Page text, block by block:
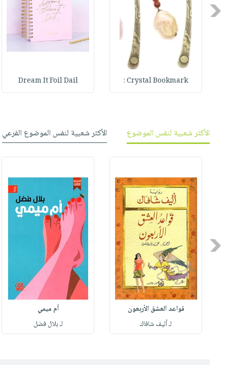
صابون
أطفال
مناسبات
فيديوهات
أسئلة
خدمات
وفرات
تواصل
عربة
التسوق
الإصدارات
Previous
Crystal Bookmark :
Dream It Foil Dail
الأكثر شعبية لنفس الموضوع
الأكثر شعبية لنفس الموضوع الفرعي
Previous
قواعد العشق الأربعون
لـ أليف شافاك
أم ميمي
لـ بلال فضل